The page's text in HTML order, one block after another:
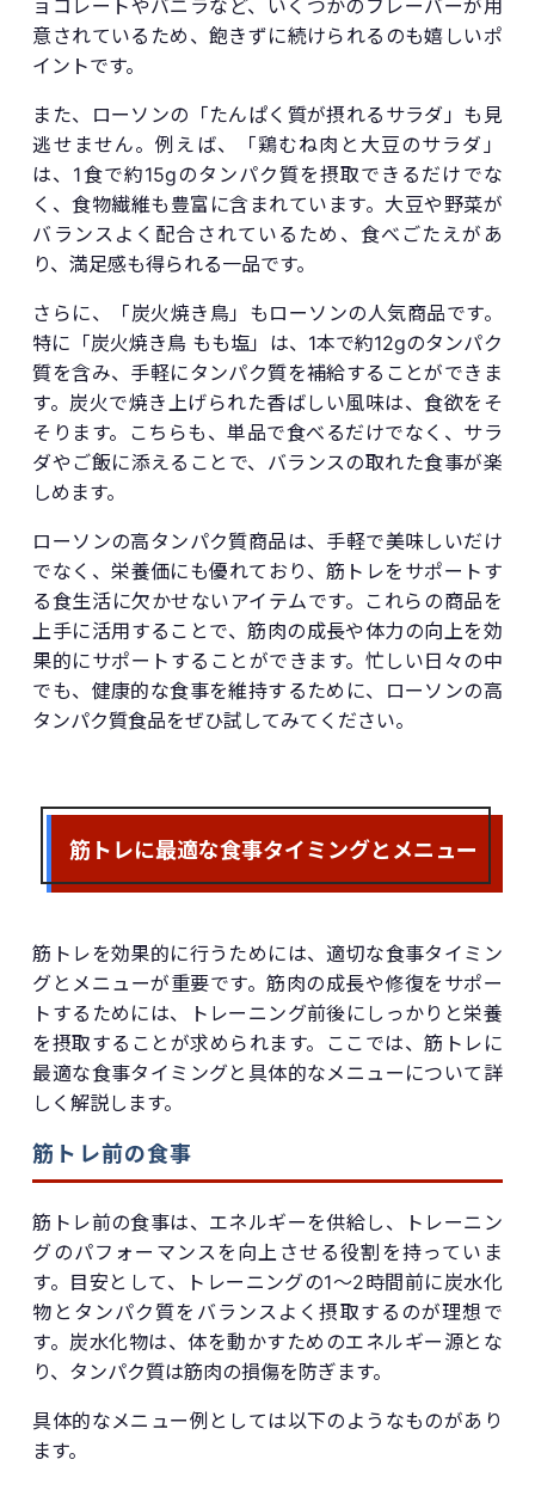
ョコレートやバニラなど、いくつかのフレーバーが用
意されているため、飽きずに続けられるのも嬉しいポ
イントです。
また、ローソンの「たんぱく質が摂れるサラダ」も見
逃せません。例えば、「鶏むね肉と大豆のサラダ」
は、1食で約15gのタンパク質を摂取できるだけでな
く、食物繊維も豊富に含まれています。大豆や野菜が
バランスよく配合されているため、食べごたえがあ
り、満足感も得られる一品です。
さらに、「炭火焼き鳥」もローソンの人気商品です。
特に「炭火焼き鳥 もも塩」は、1本で約12gのタンパク
質を含み、手軽にタンパク質を補給することができま
す。炭火で焼き上げられた香ばしい風味は、食欲をそ
そります。こちらも、単品で食べるだけでなく、サラ
ダやご飯に添えることで、バランスの取れた食事が楽
しめます。
ローソンの高タンパク質商品は、手軽で美味しいだけ
でなく、栄養価にも優れており、筋トレをサポートす
る食生活に欠かせないアイテムです。これらの商品を
上手に活用することで、筋肉の成長や体力の向上を効
果的にサポートすることができます。忙しい日々の中
でも、健康的な食事を維持するために、ローソンの高
タンパク質食品をぜひ試してみてください。
筋トレに最適な食事タイミングとメニュー
筋トレを効果的に行うためには、適切な食事タイミン
グとメニューが重要です。筋肉の成長や修復をサポー
トするためには、トレーニング前後にしっかりと栄養
を摂取することが求められます。ここでは、筋トレに
最適な食事タイミングと具体的なメニューについて詳
しく解説します。
筋トレ前の食事
筋トレ前の食事は、エネルギーを供給し、トレーニン
グのパフォーマンスを向上させる役割を持っていま
す。目安として、トレーニングの1〜2時間前に炭水化
物とタンパク質をバランスよく摂取するのが理想で
す。炭水化物は、体を動かすためのエネルギー源とな
り、タンパク質は筋肉の損傷を防ぎます。
具体的なメニュー例としては以下のようなものがあり
ます。